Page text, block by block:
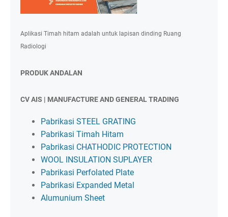
Aplikasi Timah hitam adalah untuk lapisan dinding Ruang
Radiologi
PRODUK ANDALAN
CV AIS | MANUFACTURE AND GENERAL TRADING
Pabrikasi STEEL GRATING
Pabrikasi Timah Hitam
Pabrikasi CHATHODIC PROTECTION
WOOL INSULATION SUPLAYER
Pabrikasi Perfolated Plate
Pabrikasi Expanded Metal
Alumunium Sheet